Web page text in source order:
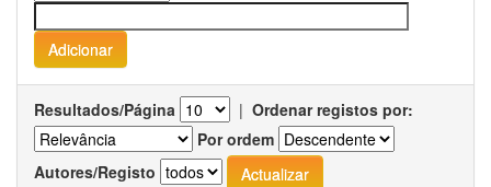
Resultados/Página | Ordenar registos por:
Por ordem
Autores/Registo